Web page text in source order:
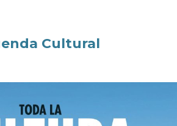
Cultural